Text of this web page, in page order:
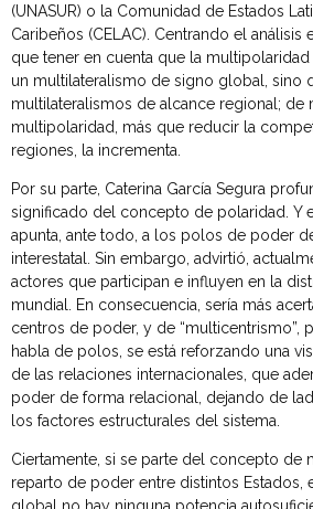
(UNASUR) o la Comunidad de Estados
Caribeños (CELAC). Centrando el análisis
que tener en cuenta que la
un multilateralismo de signo global, sino
multilateralismos de alcance regional; de
multipolaridad, más que reducir la
regiones, la incrementa.
Por su parte, Caterina García Segura
significado del concepto de polaridad. Y
apunta, ante todo, a los polos de poder
interestatal. Sin embargo, advirtió,
actores que participan e influyen en la
mundial. En consecuencia, sería más
centros de poder, y de “multicentrismo”,
habla de polos, se está reforzando una
de las relaciones internacionales, que
poder de forma relacional, dejando de
los factores estructurales del sistema.
Ciertamente, si se parte del concepto de
reparto de poder entre distintos Estados,